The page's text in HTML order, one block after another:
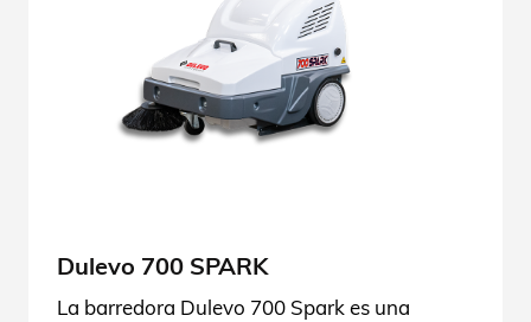
Dulevo 700 SPARK
La barredora Dulevo 700 Spark es una